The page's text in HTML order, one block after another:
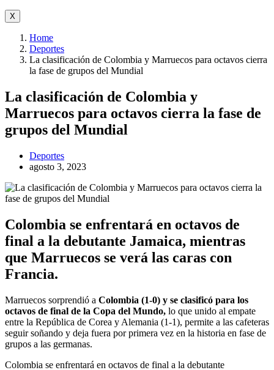
X
Home
Deportes
La clasificación de Colombia y Marruecos para octavos cierra
la fase de grupos del Mundial
La clasificación de Colombia y
Marruecos para octavos cierra la fase de
grupos del Mundial
Deportes
agosto 3, 2023
Colombia se enfrentará en octavos de
final a la debutante Jamaica, mientras
que Marruecos se verá las caras con
Francia.
Marruecos sorprendió a Colombia (1-0) y se clasificó para los
octavos de final de la Copa del Mundo, lo que unido al empate
entre la República de Corea y Alemania (1-1), permite a las cafeteras
seguir soñando y deja fuera por primera vez en la historia en fase de
grupos a las germanas.
Colombia se enfrentará en octavos de final a la debutante